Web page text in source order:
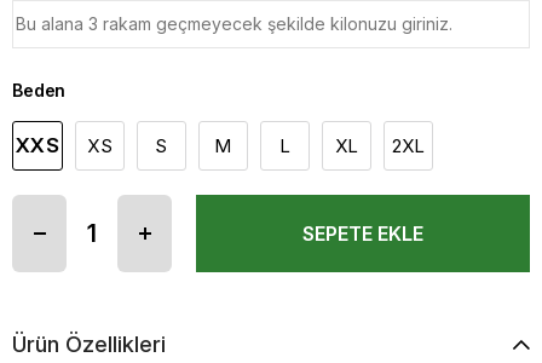
Beden
XXS XS S M L XL 2XL
Ürün Özellikleri